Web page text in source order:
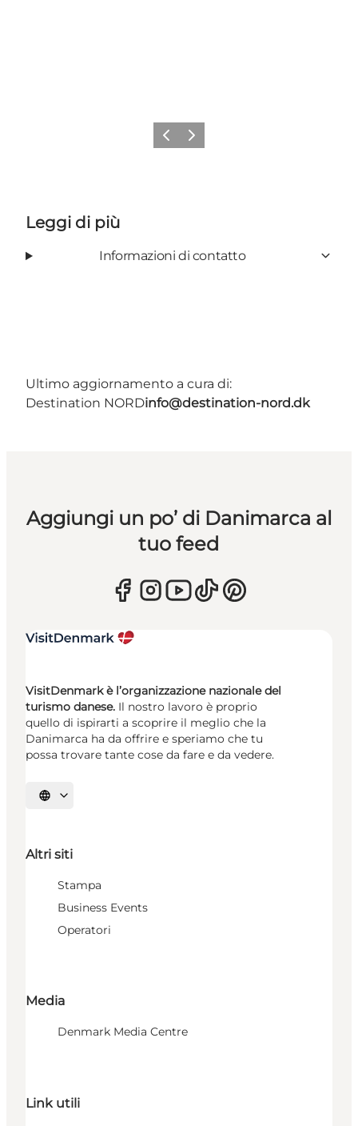
Precedente
Avanti
Leggi di più
Informazioni di contatto
Ultimo aggiornamento a cura di:
Destination NORDinfo@destination-nord.dk
Aggiungi un po’ di Danimarca al
tuo feed
VisitDenmark è l’organizzazione nazionale del
turismo danese. Il nostro lavoro è proprio
quello di ispirarti a scoprire il meglio che la
Danimarca ha da offrire e speriamo che tu
possa trovare tante cose da fare e da vedere.
Seleziona la lingua
Altri siti
Stampa
Business Events
Operatori
Media
Denmark Media Centre
Link utili